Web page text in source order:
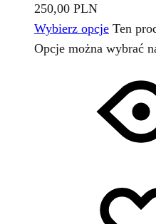
250,00 PLN
Wybierz opcje Ten
Opcje można wybrać